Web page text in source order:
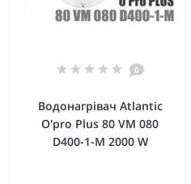
0
Водонагрівач Atlantic
O'pro Plus 80 VM 080
D400-1-M 2000 W